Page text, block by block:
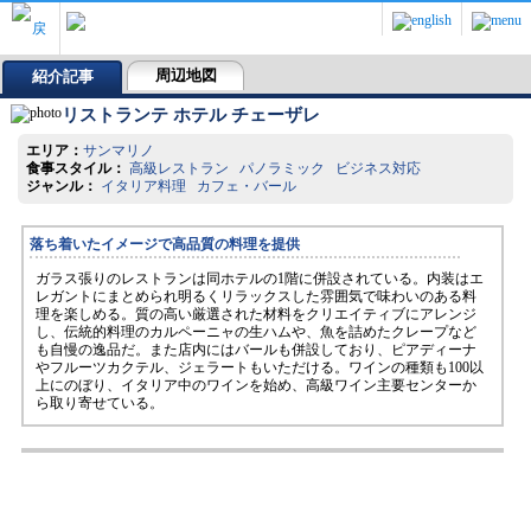
紹介記事 周辺地図
リストランテ ホテル チェーザレ
エリア：サンマリノ
食事スタイル： 高級レストラン パノラミック ビジネス対応
ジャンル： イタリア料理 カフェ・バール
落ち着いたイメージで高品質の料理を提供
ガラス張りのレストランは同ホテルの1階に併設されている。内装はエ
レガントにまとめられ明るくリラックスした雰囲気で味わいのある料
理を楽しめる。質の高い厳選された材料をクリエイティブにアレンジ
し、伝統的料理のカルペーニャの生ハムや、魚を詰めたクレープなど
も自慢の逸品だ。また店内にはバールも併設しており、ピアディーナ
やフルーツカクテル、ジェラートもいただける。ワインの種類も100以
上にのぼり、イタリア中のワインを始め、高級ワイン主要センターか
ら取り寄せている。